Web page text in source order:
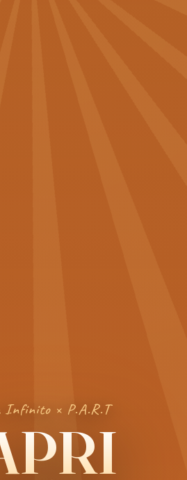
Infinito × P.A.R.T